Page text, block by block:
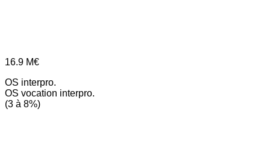
16.9 M€
OS interpro.
OS vocation interpro.
(3 à 8%)